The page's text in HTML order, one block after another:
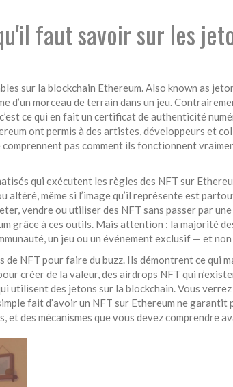
faut savoir sur les
sur la blockchain Ethereum. Also known as
d’un morceau de terrain dans un jeu.
ce qui en fait un certificat de authenticité
ont permis à des artistes, développeurs et
pas comment ils fonctionnent
qui exécutent les règles des NFT sur
altéré, même si l’image qu’il représente est
vendre ou utiliser des NFT sans passer par
grâce à ces outils. Mais attention : la majorité
un jeu ou un événement exclusif — et
NFT pour faire du buzz. Ils démontrent ce qui
créer de la valeur, des airdrops NFT qui
utilisent des jetons sur la blockchain. Vous
fait d’avoir un NFT sur Ethereum ne garantit
des mécanismes que vous devez comprendre